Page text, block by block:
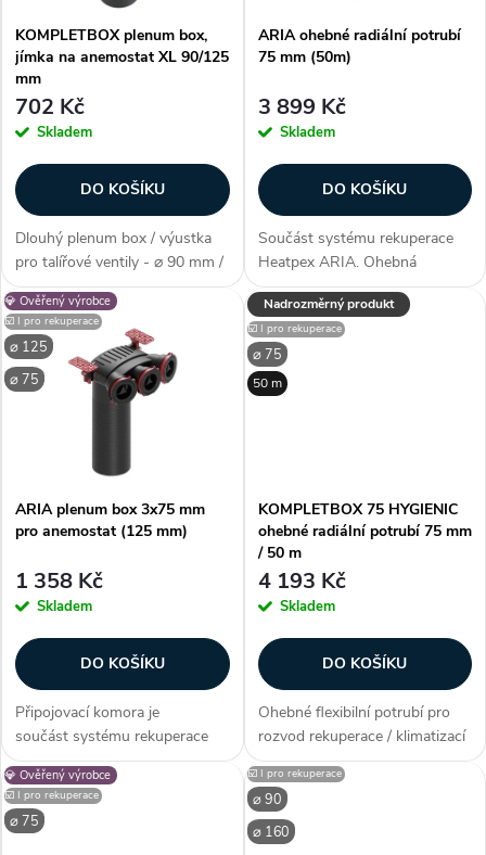
í
p
r
o
d
u
k
t
s
p
r
o
d
u
k
ů
KOMPLETBOX plenum box,
jímka na anemostat XL 90/125
mm
702 Kč
Skladem
DO KOŠÍKU
Dlouhý plenum box / výustka
pro talířové ventily - ⌀ 90 mm /
⌀ 125 mm (průměr potrubí),
rozšířený tubus (305 mm), PP-
R materiál, prostorově
nenáročné, patentově
chráněná...
ARIA ohebné radiální potrubí
75 mm (50m)
3 899 Kč
Skladem
DO KOŠÍKU
Součást systému rekuperace
Heatpex ARIA. Ohebná
vzduchotechnická hadice z
vysokohustotního polyetylenu
PE-HD. Vysoká flexibilita
potrubí umožňuje snadnou
instalaci bez potřeby...
⌀ 125
💎 Ověřený výrobce
⌀ 75
☑️ I pro rekuperace
ARIA plenum box 3x75 mm
pro anemostat (125 mm)
1 358 Kč
Skladem
DO KOŠÍKU
Připojovací komora je
součást systému rekuperace
Heatpex ARIA. Umožňuje
připojení až 3 potrubí o
průměru 75 mm k difuzoru pro
přívodu nebo odvodu
Nadrozměrný produkt
⌀ 75
☑️ I pro rekuperace
50 m
KOMPLETBOX 75 HYGIENIC
ohebné radiální potrubí 75 mm
/ 50 m
4 193 Kč
Skladem
DO KOŠÍKU
Ohebné flexibilní potrubí pro
rozvod rekuperace / klimatizací
- ⌀ 75 mm (průměr potrubí),
nízké tlakové ztráty, materiál PE
s aditivy (antibakteriální +
protliplísňové), vnitřní...
💎 Ověřený výrobce
⌀ 75
☑️ I pro rekuperace
⌀ 90
⌀ 160
☑️ I pro rekuperace